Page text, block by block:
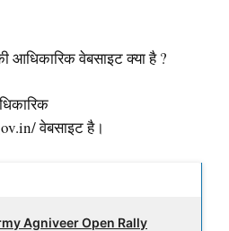
आधिकारिक वेबसाइट क्या है ?
वेबसाइट है।
Agniveer Open Rally